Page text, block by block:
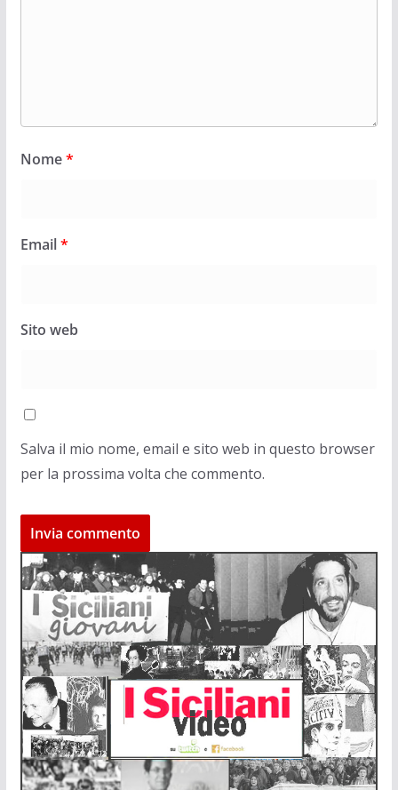
Nome*
Email*
Sito web
Salva il mio nome, email e sito web in questo browser
per la prossima volta che commento.